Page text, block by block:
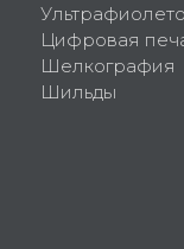
Цифровая
Шелкография
Шильды